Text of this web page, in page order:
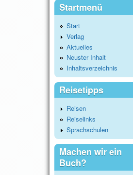
Startmenü
Start
Verlag
Aktuelles
Neuster Inhalt
Inhaltsverzeichnis
Reisetipps
Reisen
Reiselinks
Sprachschulen
Machen wir ein
Buch?